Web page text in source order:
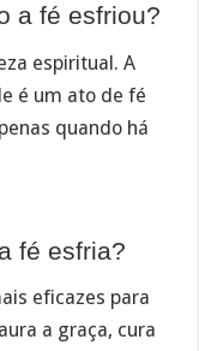
a fé esfriou?
espiritual. A
é um ato de fé
quando há
fé esfria?
eficazes para
a graça, cura